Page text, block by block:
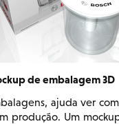
de embalagem 3D
ajuda ver
produção. Um